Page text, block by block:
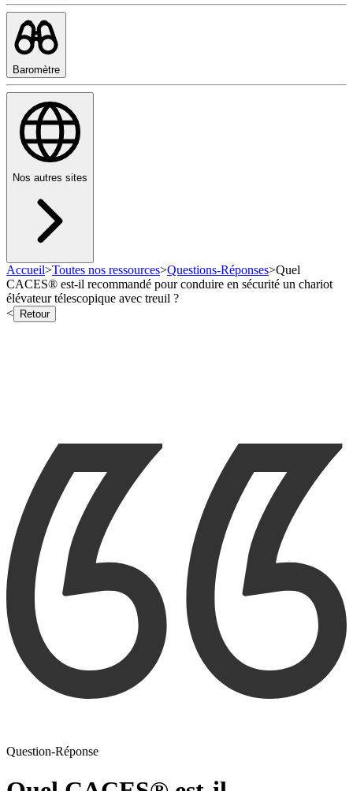
Baromètre
Nos autres sites
Accueil>Toutes nos ressources>Questions-Réponses>Quel
CACES® est-il recommandé pour conduire en sécurité un chariot
élévateur télescopique avec treuil ?
<
Retour
Question-Réponse